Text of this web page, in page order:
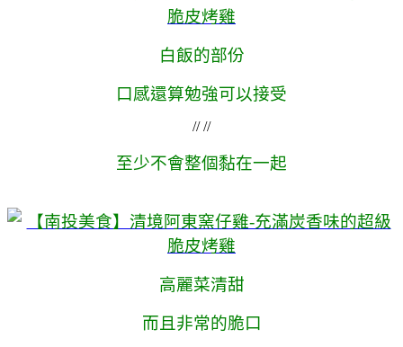
白飯的部份
口感還算勉強可以接受
// //
至少不會整個黏在一起
高麗菜清甜
而且非常的脆口